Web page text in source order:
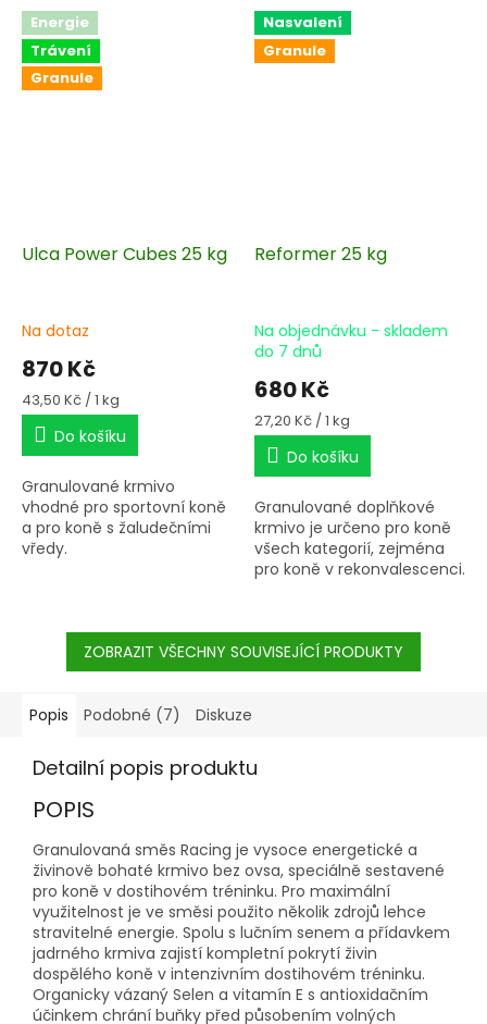
Energie
Trávení
Granule
Ulca Power Cubes 25 kg
Na dotaz
870 Kč
Měrná
cena:
43,50 Kč / 1 kg
Do košíku
Granulované krmivo
vhodné pro sportovní koně
a pro koně s žaludečními
vředy.
Nasvalení
Granule
Reformer 25 kg
Na objednávku - skladem
do 7 dnů
680 Kč
Měrná
cena:
27,20 Kč / 1 kg
Do košíku
Granulované doplňkové
krmivo je určeno pro koně
všech kategorií, zejména
pro koně v rekonvalescenci.
nasvalení.
ZOBRAZIT VŠECHNY SOUVISEJÍCÍ PRODUKTY
Popis Podobné (7) Diskuze
Detailní popis produktu
POPIS
Granulovaná směs Racing je vysoce energetické a
živinově bohaté krmivo bez ovsa, speciálně sestavené
pro koně v dostihovém tréninku. Pro maximální
využitelnost je ve směsi použito několik zdrojů lehce
stravitelné energie. Spolu s lučním senem a přídavkem
jadrného krmiva zajistí kompletní pokrytí živin
dospělého koně v intenzivním dostihovém tréninku.
Organicky vázaný Selen a vitamín E s antioxidačním
účinkem chrání buňky před působením volných